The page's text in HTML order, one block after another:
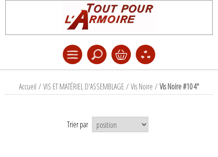
Accueil / VIS ET MATÉRIEL D'ASSEMBLAGE/ Vis Noire / Vis Noire #10 4"
Trier par